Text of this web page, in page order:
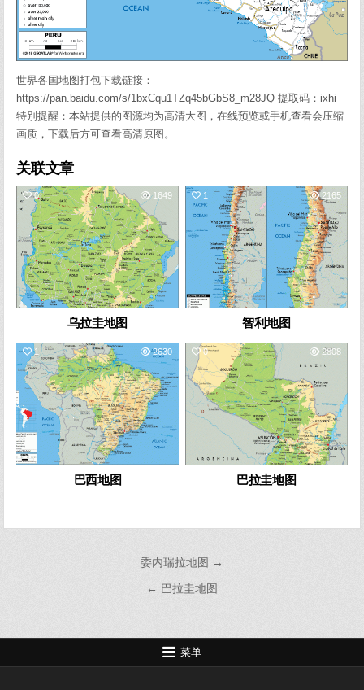
世界各国地图打包下载链接：
https://pan.baidu.com/s/1bxCqu1TZq45bGbS8_m28JQ 提取码：ixhi
特别提醒：本站提供的图源均为高清大图，在线预览或手机查看会压缩
画质，下载后方可查看高清原图。
关联文章
0 1649
乌拉圭地图
1 2165
智利地图
1 2630
巴西地图
0 2808
巴拉圭地图
航
委内瑞拉地图 →
← 巴拉圭地图
菜单